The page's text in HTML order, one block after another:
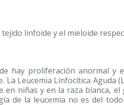
linfoide y el mieloide
hay proliferación anormal y
Leucemia Linfocítica Aguda
en niñas y en la raza blanca,
de la leucemia no es del